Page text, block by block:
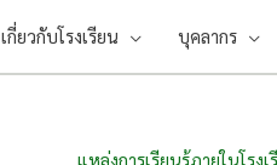
เกี่ยวกับโรงเรียน บุคลากร
แหล่งการเรียนรู้ภายในโรงเ